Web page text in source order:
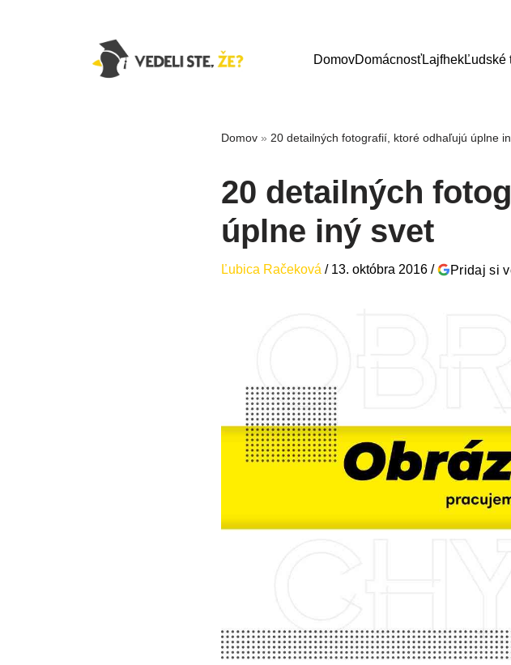
DomovDomácnosťLajfhekĽudské
Domov » 20 detailných fotografií, ktoré odhaľujú úplne
20 detailných
úplne iný svet
Ľubica Račeková / 13. októbra 2016 / Pridaj si